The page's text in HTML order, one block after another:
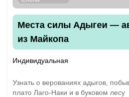
Места силы Адыгеи —
из Майкопа
Индивидуальная
Узнать о верованиях адыгов,
плато Лаго-Наки и в буковом лесу